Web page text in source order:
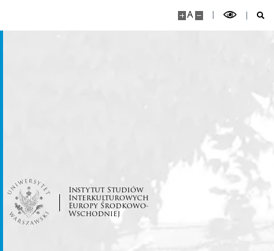
A
Instytut Studiów
Interkulturowych
Europy Środkowo-
Wschodniej